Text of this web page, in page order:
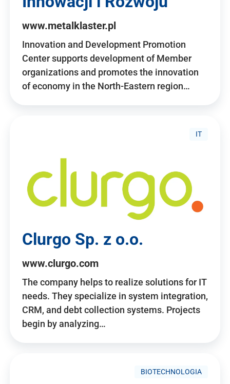
www.metalklaster.pl
Innovation and Development Promotion
Center supports development of Member
organizations and promotes the innovation
of economy in the North-Eastern region…
IT
Clurgo Sp. z o.o.
www.clurgo.com
The company helps to realize solutions for IT
needs. They specialize in system integration,
CRM, and debt collection systems. Projects
begin by analyzing…
BIOTECHNOLOGIA